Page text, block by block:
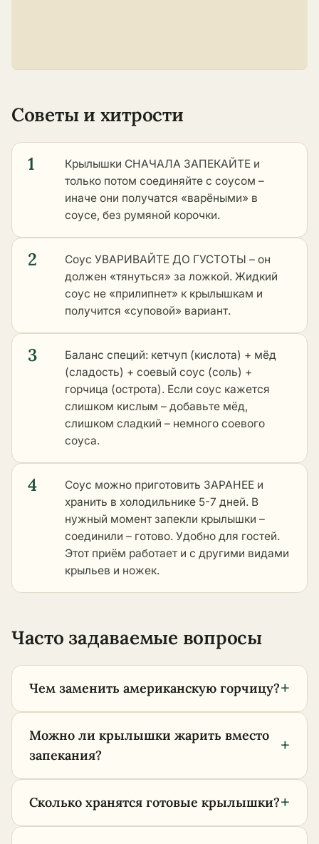
Советы и хитрости
1
Крылышки СНАЧАЛА ЗАПЕКАЙТЕ и
только потом соединяйте с соусом –
иначе они получатся «варёными» в
соусе, без румяной корочки.
2
Соус УВАРИВАЙТЕ ДО ГУСТОТЫ – он
должен «тянуться» за ложкой. Жидкий
соус не «прилипнет» к крылышкам и
получится «суповой» вариант.
3
Баланс специй: кетчуп (кислота) + мёд
(сладость) + соевый соус (соль) +
горчица (острота). Если соус кажется
слишком кислым – добавьте мёд,
слишком сладкий – немного соевого
соуса.
4
Соус можно приготовить ЗАРАНЕЕ и
хранить в холодильнике 5-7 дней. В
нужный момент запекли крылышки –
соединили – готово. Удобно для гостей.
Этот приём работает и с другими видами
крыльев и ножек.
Часто задаваемые вопросы
Чем заменить американскую горчицу?+
Можно ли крылышки жарить вместо
запекания?
+
Сколько хранятся готовые крылышки?+